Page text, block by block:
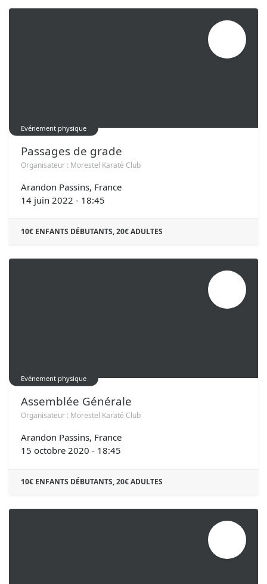
Evénement physique
Passages de grade
Organisateur : Morestel Karaté Club
Arandon Passins, France
14 juin 2022 - 18:45
10€ ENFANTS DÉBUTANTS, 20€ ADULTES
Evénement physique
Assemblée Générale
Organisateur : Morestel Karaté Club
Arandon Passins, France
15 octobre 2020 - 18:45
10€ ENFANTS DÉBUTANTS, 20€ ADULTES